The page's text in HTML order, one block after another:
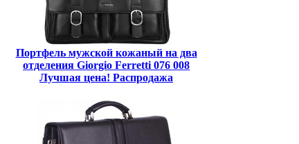
Портфель мужской кожаный на два
отделения Giorgio Ferretti 076 008
Лучшая цена! Распродажа